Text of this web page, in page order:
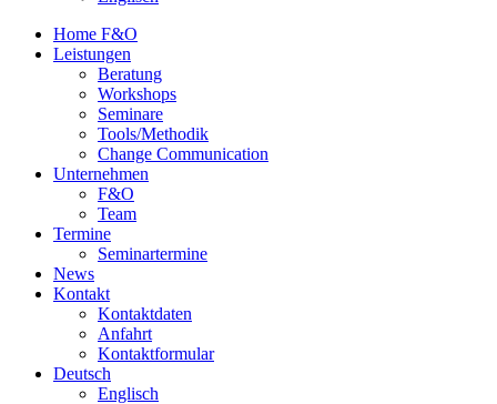
Home F&O
Leistungen
Beratung
Workshops
Seminare
Tools/Methodik
Change Communication
Unternehmen
F&O
Team
Termine
Seminartermine
News
Kontakt
Kontaktdaten
Anfahrt
Kontaktformular
Deutsch
Englisch